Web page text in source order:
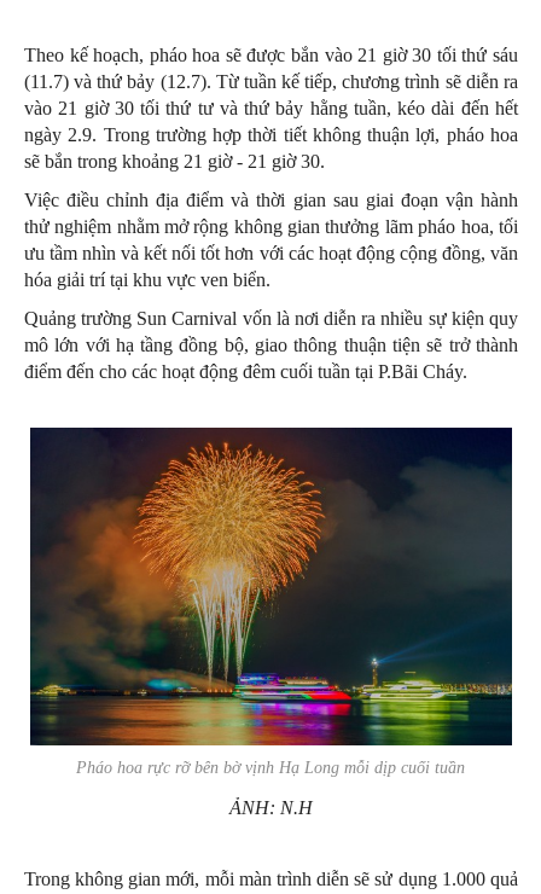
Theo kế hoạch, pháo hoa sẽ được bắn vào 21 giờ 30 tối thứ sáu
(11.7) và thứ bảy (12.7). Từ tuần kế tiếp, chương trình sẽ diễn ra
vào 21 giờ 30 tối thứ tư và thứ bảy hằng tuần, kéo dài đến hết
ngày 2.9. Trong trường hợp thời tiết không thuận lợi, pháo hoa
sẽ bắn trong khoảng 21 giờ - 21 giờ 30.
Việc điều chỉnh địa điểm và thời gian sau giai đoạn vận hành
thử nghiệm nhằm mở rộng không gian thưởng lãm pháo hoa, tối
ưu tầm nhìn và kết nối tốt hơn với các hoạt động cộng đồng, văn
hóa giải trí tại khu vực ven biển.
Quảng trường Sun Carnival vốn là nơi diễn ra nhiều sự kiện quy
mô lớn với hạ tầng đồng bộ, giao thông thuận tiện sẽ trở thành
điểm đến cho các hoạt động đêm cuối tuần tại P.Bãi Cháy.
Pháo hoa rực rỡ bên bờ vịnh Hạ Long mỗi dịp cuối tuần
ẢNH: N.H
Trong không gian mới, mỗi màn trình diễn sẽ sử dụng 1.000 quả